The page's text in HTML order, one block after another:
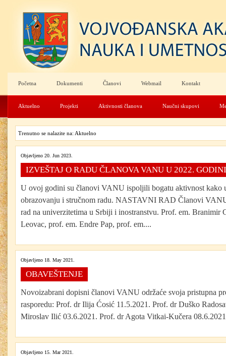
Početna Dokumenti Članovi Webmail Kontakt
Aktuelno Projekti Aktivnosti članova Naučni skupovi
Trenutno se nalazite na: Aktuelno
Objavljeno 20. Jun 2023.
IZVEŠTAJ O RADU ČLANOVA VANU U 2022. GODINI
U ovoj godini su članovi VANU ispoljili bogatu aktivnost kako
obrazovanju i stručnom radu. NASTAVNI RAD Članovi
rad na univerzitetima u Srbiji i inostranstvu. Prof. em. Branimir
Leovac, prof. em. Endre Pap, prof. em....
Objavljeno 18. May 2021.
OBAVEŠTENJE
Novoizabrani dopisni članovi VANU održaće svoja pristupna
rasporedu: Prof. dr Ilija Ćosić 11.5.2021. Prof. dr Duško
Miroslav Ilić 03.6.2021. Prof. dr Agota Vitkai-Kučera
Objavljeno 15. Mar 2021.